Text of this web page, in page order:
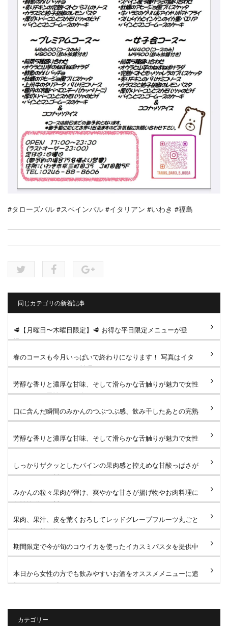
#タローズバル #スペインバル #イタリアン #いわき #福島
同じカテゴリの新着記事
🥩【月曜日〜木曜日限定】🥩 お得な平日限定メニューが登
場！ ジューシーなサーロイン...
春のコースも今月いっぱいで終わりになります！ 写真はイタ
リアンコースのメイン料理...
芳醇な香りと濃厚な甘味、そして滑らかな舌触りが魅力で女性
はもちろん男性にもお楽し...
口に含んだ瞬間のみかんのつぶつぶ感、飲み干したあとの完熟
みかんの深い味わいがたま...
芳醇な香りと濃厚な甘味、そして滑らかな舌触りが魅力で女性
はもちろん男性にもお楽し...
しっかりザクッとしたパインの果肉感と控えめな甘酸っぱさが
たまりません🐻 #タローズ...
みかんの粒々果肉が弾け、爽やかな甘さが揚げ物やお肉料理に
相性抜群です🐻 #タローズ...
果肉、果汁、皮を荒くおろしてレッドグレープフルーツ丸ごと
使用した甘さ控えめなサワ...
期間限定で今が旬のコウイカを使ったイカスミパスタを提供中
です！たっぷりのコウイカ...
本日から女性の方でも飲みやすいお酒をオススメメニューに追
加しました！ 鬼おろしサ...
カテゴリー